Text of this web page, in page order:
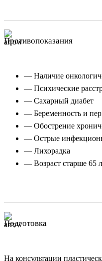
Противопоказания
— Наличие
— Психические
— Сахарный диабет
— Беременность и
— Обострение
— Острые
— Лихорадка
— Возраст старше 65
Подготовка
На консультации